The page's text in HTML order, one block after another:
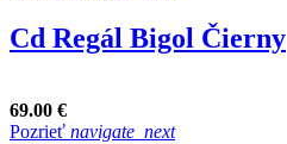
Cd Regál Bigol Čierny
69.00 €
Pozrieť navigate_next